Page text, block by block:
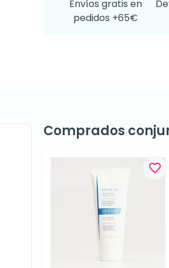
Envíos gratis en
pedidos +65€
Comprados
favorite_border